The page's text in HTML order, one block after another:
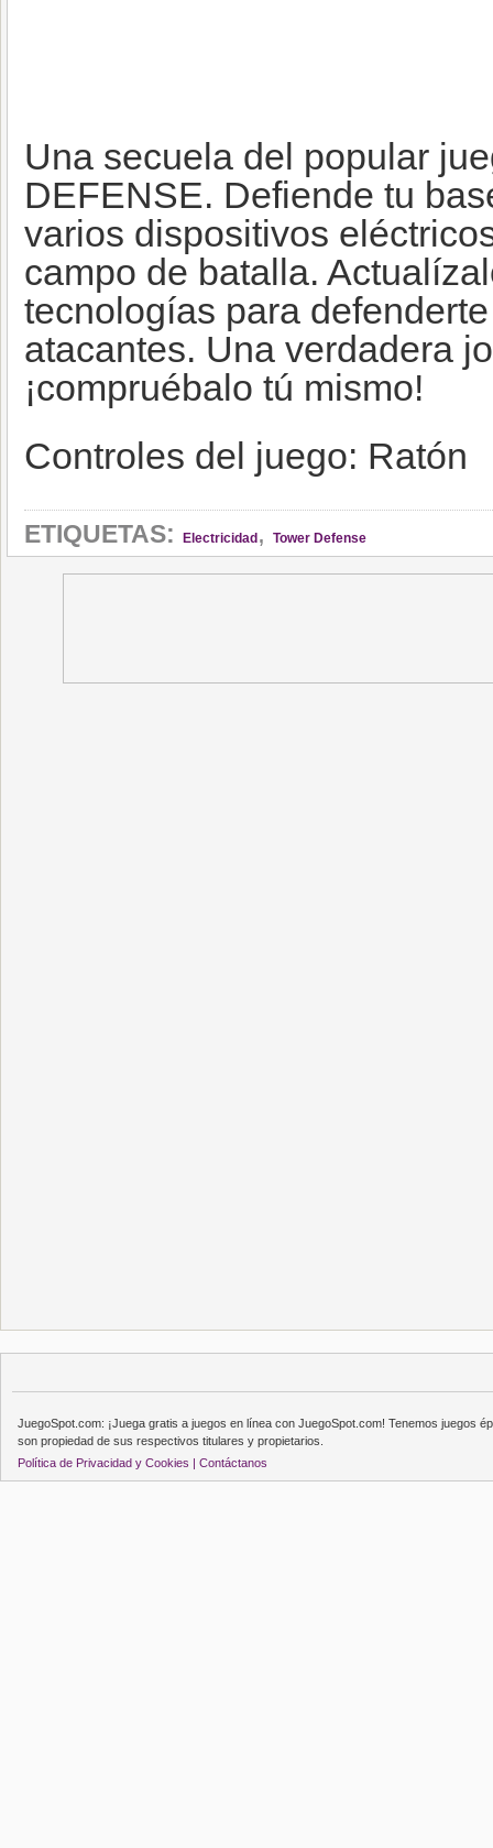
Una secuela del popular
DEFENSE. Defiende tu
varios dispositivos
campo de batalla.
tecnologías para
atacantes. Una verdadera
¡compruébalo tú mismo!
Controles del juego: Ratón
ETIQUETAS: Electricidad , Tower Defense
JuegoSpot.com: ¡Juega gratis a juegos en línea con JuegoSpot.com! Tenemos juegos
son propiedad de sus respectivos titulares y propietarios.
Política de Privacidad y Cookies | Contáctanos